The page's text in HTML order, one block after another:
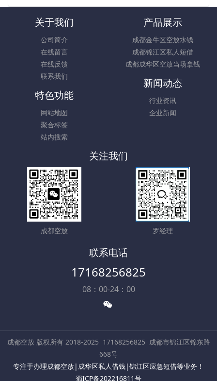
关于我们
公司简介
在线留言
在线反馈
联系我们
产品展示
成都金牛区空放水钱
成都锦江区私人短借
成都成华区空放当场拿钱
新闻动态
行业资讯
企业新闻
特色功能
网站地图
聚合标签
站内搜索
关注我们
成都空放 罗经理
联系电话
17168256825
08：00-24：00
成都空放 版权所有 2018-2025 17168256825 成都市锦江区锦东路
668号
专注于办理成都空放|成华区私人借钱|锦江区应急短借等业务！
蜀ICP备202216811号